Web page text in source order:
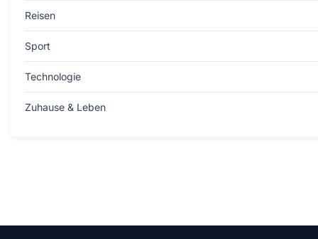
Reisen
Sport
Technologie
Zuhause & Leben